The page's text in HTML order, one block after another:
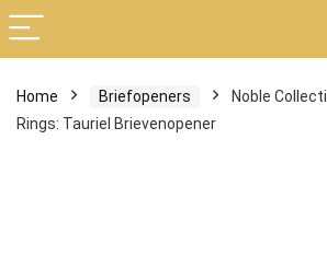
Home Briefopeners
Noble
Rings: Tauriel Brievenopener